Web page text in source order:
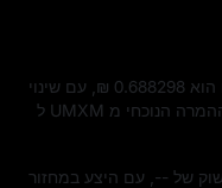
₪ 0.688298 , עם שינוי
ב-24 השעות האחרונות. שער ההמרה הנוכחי מ UMXM ל
של -- , עם היצע במחזור